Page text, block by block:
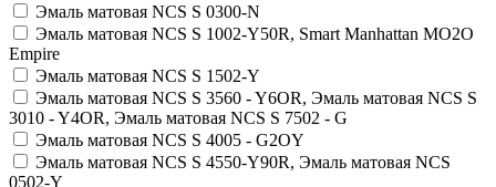
Эмаль матовая NCS S 0300-N
Эмаль матовая NCS S 1002-Y50R, Smart Manhattan МО2O
Empire
Эмаль матовая NCS S 1502-Y
Эмаль матовая NCS S 3560 - Y6OR, Эмаль матовая NCS S
3010 - Y4OR, Эмаль матовая NCS S 7502 - G
Эмаль матовая NCS S 4005 - G2OY
Эмаль матовая NCS S 4550-Y90R, Эмаль матовая NCS
0502-Y